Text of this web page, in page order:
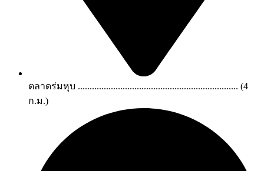
ตลาดร่มหุบ .................................................................... (4
ก.ม.)